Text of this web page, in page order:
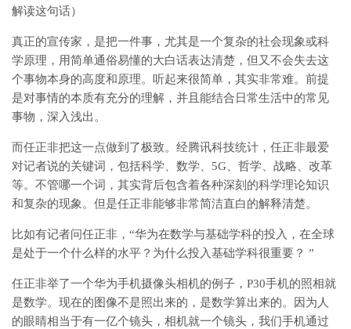
解读这句话）
真正的宣传家，是把一件事，尤其是一个复杂的社会现象或科
学原理，用简单通俗易懂的大白话表达清楚，但又不会失去这
个事物本身的高度和原理。听起来很简单，其实非常难。前提
是对事情的本质有充分的理解，并且能结合日常生活中的常见
事物，深入浅出。
而任正非把这一点做到了极致。经腾讯科技统计，任正非最爱
对记者说的关键词，包括科学、数学、5G、哲学、战略、改革
等。不管哪一个词，其实背后包含着各种深刻的科学理论知识
和复杂的现象。但是任正非能够非常简洁直白的解释清楚。
比如有记者问任正非，“华为在数学与基础学科的投入，在全球
是处于一个什么样的水平？为什么投入基础学科很重要？ ”
任正非举了一个华为手机摄像头相机的例子，P30手机的照相就
是数学。现在的图像不是照出来的，是数学算出来的。因为人
的眼睛相当于有一亿个镜头，相机就一个镜头，我们手机通过